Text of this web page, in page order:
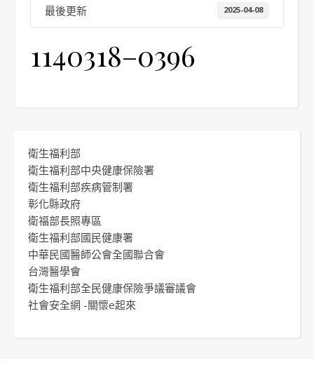
最後更新 2025-04-08
1140318–0396
衛生福利部
衛生福利部中央健康保險署
衛生福利部疾病管制署
彰化縣政府
衛福部長照專區
衛生福利部國民健康署
中華民國醫師公會全國聯合會
台灣醫學會
衛生福利部全民健康保險爭議審議會
社會安全網 -關懷e起來